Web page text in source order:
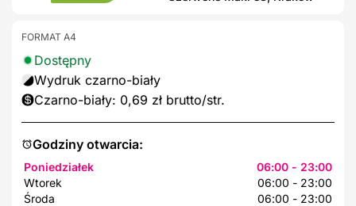
Godziny otwarcia:
Poniedziałek
06:00 - 23:00
Wtorek
06:00 - 23:00
Środa
06:00 - 23:00
FORMAT A4
Dostępny
Wydruk czarno-biały
Czarno-biały: 0,69 zł brutto/str.